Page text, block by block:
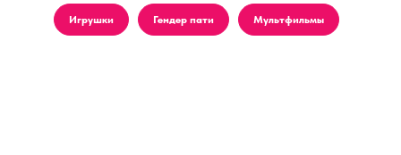
Игрушки Гендер пати Мультфильмы